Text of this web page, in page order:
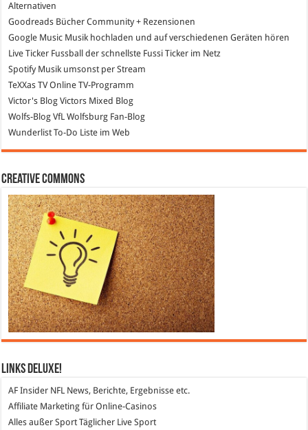
Alternativen
Goodreads Bücher Community + Rezensionen
Google Music Musik hochladen und auf verschiedenen Geräten hören
Live Ticker Fussball
der schnellste Fussi Ticker im Netz
SpotifyMusik umsonst per Stream
TeXXas TVOnline TV-Programm
Victor's Blog Victors Mixed Blog
Wolfs-Blog VfL Wolfsburg Fan-Blog
WunderlistTo-Do Liste im Web
Creative Commons
Links DeLuXe!
AF Insider NFL News, Berichte, Ergebnisse etc.
Affiliate Marketing für Online-Casinos
Alles außer Sport Täglicher Live Sport